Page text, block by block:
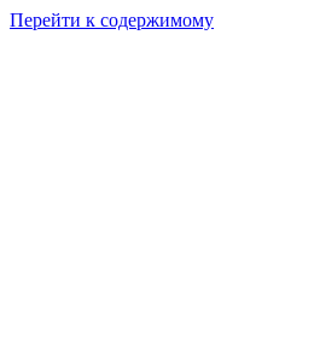
Перейти к содержимому